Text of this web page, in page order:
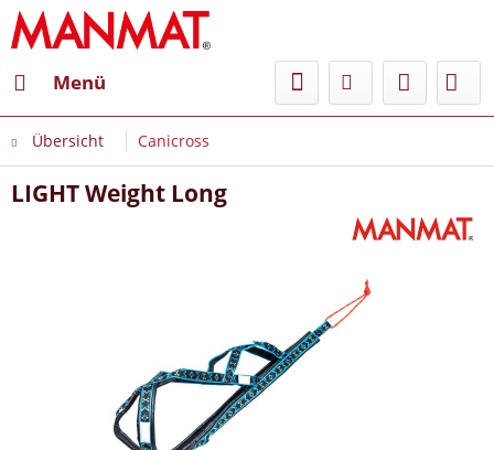
Menü
Übersicht Canicross
LIGHT Weight Long